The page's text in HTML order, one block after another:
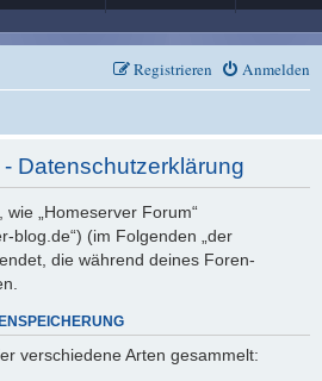
Anmelden
Registrieren
Datenschutzerklärung
„Homeserver Forum“
blog.de“) (im Folgenden „der
die während deines Foren-
verschiedene Arten gesammelt: